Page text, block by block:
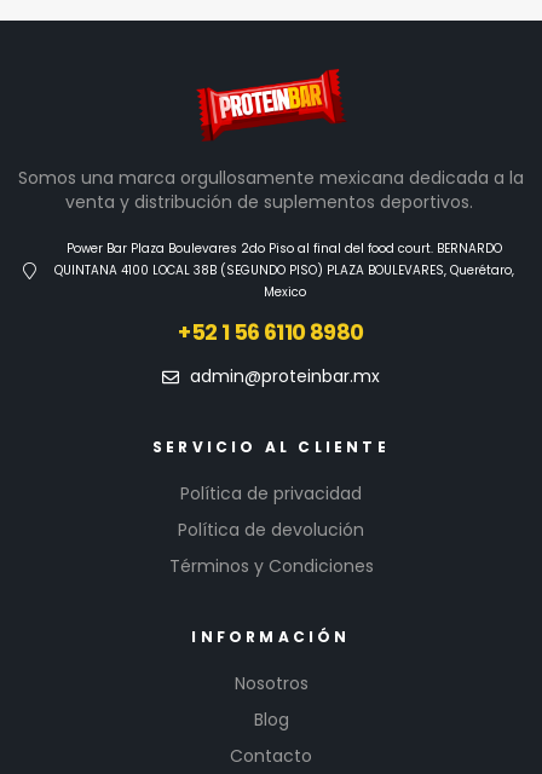
Somos una marca orgullosamente mexicana dedicada a la
venta y distribución de suplementos deportivos.
Power Bar Plaza Boulevares 2do Piso al final del food court. BERNARDO
QUINTANA 4100 LOCAL 38B (SEGUNDO PISO) PLAZA BOULEVARES, Querétaro,
Mexico
+52 1 56 6110 8980
admin@proteinbar.mx
SERVICIO AL CLIENTE
Política de privacidad
Política de devolución
Términos y Condiciones
INFORMACIÓN
Nosotros
Blog
Contacto